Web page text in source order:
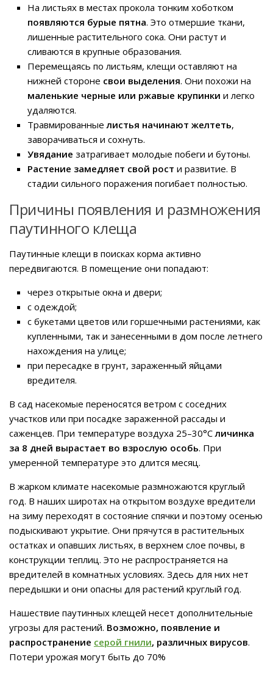
На листьях в местах прокола тонким хоботком
появляются бурые пятна. Это отмершие ткани,
лишенные растительного сока. Они растут и
сливаются в крупные образования.
Перемещаясь по листьям, клещи оставляют на
нижней стороне свои выделения. Они похожи на
маленькие черные или ржавые крупинки и легко
удаляются.
Травмированныелистья начинают желтеть,
заворачиваться и сохнуть.
Увядание затрагивает молодые побеги и бутоны.
Растение замедляет свой рост и развитие. В
стадии сильного поражения погибает полностью.
Причины появления и размножения
паутинного клеща
Паутинные клещи в поисках корма активно
передвигаются. В помещение они попадают:
через открытые окна и двери;
с одеждой;
с букетами цветов или горшечными растениями, как
купленными, так и занесенными в дом после летнего
нахождения на улице;
при пересадке в грунт, зараженный яйцами
вредителя.
В сад насекомые переносятся ветром с соседних
участков или при посадке зараженной рассады и
саженцев. При температуре воздуха 25–30°Cличинка
за 8 дней вырастает во взрослую особь. При
умеренной температуре это длится месяц.
В жарком климате насекомые размножаются круглый
год. В наших широтах на открытом воздухе вредители
на зиму переходят в состояние спячки и поэтому осенью
подыскивают укрытие. Они прячутся в растительных
остатках и опавших листьях, в верхнем слое почвы, в
конструкции теплиц. Это не распространяется на
вредителей в комнатных условиях. Здесь для них нет
передышки и они опасны для растений круглый год.
Нашествие паутинных клещей несет дополнительные
угрозы для растений. Возможно, появление и
распространение серой гнили, различных вирусов.
Потери урожая могут быть до 70%